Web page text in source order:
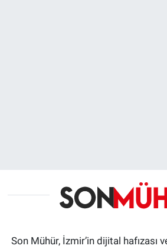
Son Mühür, İzmir’in dijital hafızası